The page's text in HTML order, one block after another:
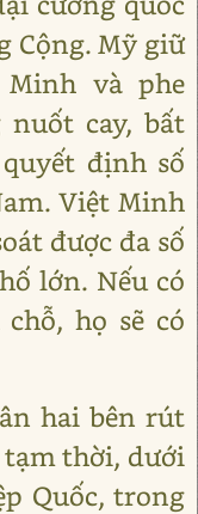
Cộng. Mỹ giữ
và phe
nuốt cay, bất
định số
Việt Minh
được đa số
lớn. Nếu có
họ sẽ có
hai bên rút
thời, dưới
Quốc, trong